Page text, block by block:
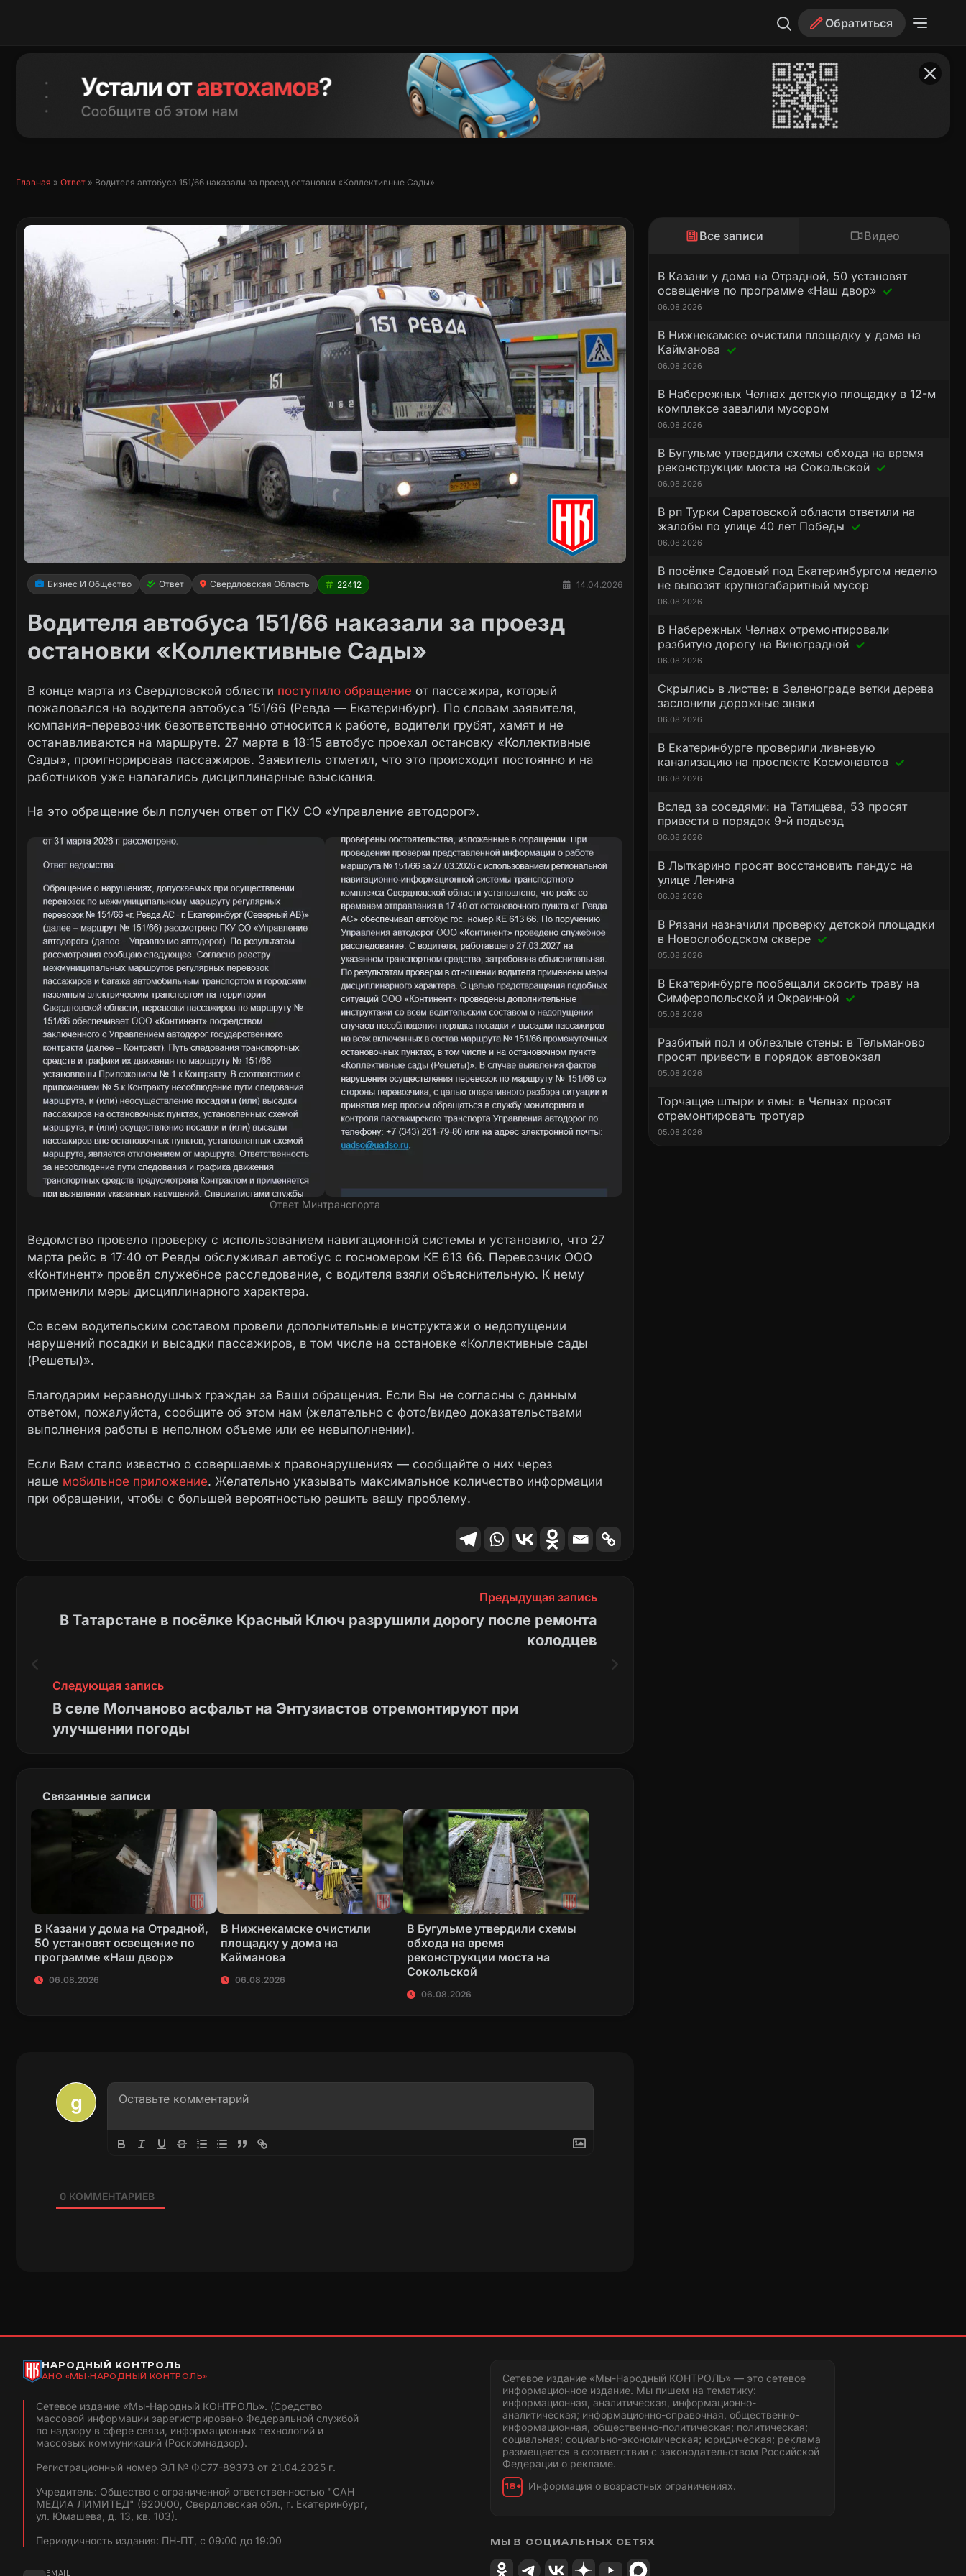
Обратиться
Главная » Ответ » Водителя автобуса 151/66 наказали за проезд остановки «Коллективные Сады»
Бизнес И Общество Ответ Свердловская Область 22412 14.04.2026
Водителя автобуса 151/66 наказали за проезд
остановки «Коллективные Сады»
В конце марта из Свердловской области поступило обращение от пассажира, который
пожаловался на водителя автобуса 151/66 (Ревда — Екатеринбург). По словам заявителя,
компания-перевозчик безответственно относится к работе, водители грубят, хамят и не
останавливаются на маршруте. 27 марта в 18:15 автобус проехал остановку «Коллективные
Сады», проигнорировав пассажиров. Заявитель отметил, что это происходит постоянно и на
работников уже налагались дисциплинарные взыскания.
На это обращение был получен ответ от ГКУ СО «Управление автодорог».
Ответ Минтранспорта
Ведомство провело проверку с использованием навигационной системы и установило, что 27
марта рейс в 17:40 от Ревды обслуживал автобус с госномером КЕ 613 66. Перевозчик ООО
«Континент» провёл служебное расследование, с водителя взяли объяснительную. К нему
применили меры дисциплинарного характера.
Со всем водительским составом провели дополнительные инструктажи о недопущении
нарушений посадки и высадки пассажиров, в том числе на остановке «Коллективные сады
(Решеты)».
Благодарим неравнодушных граждан за Ваши обращения. Если Вы не согласны с данным
ответом, пожалуйста, сообщите об этом нам (желательно с фото/видео доказательствами
выполнения работы в неполном объеме или ее невыполнении).
Если Вам стало известно о совершаемых правонарушениях — сообщайте о них через
наше мобильное приложение. Желательно указывать максимальное количество информации
при обращении, чтобы с большей вероятностью решить вашу проблему.
Предыдущая запись
В Татарстане в посёлке Красный Ключ разрушили дорогу после ремонта
колодцев
Следующая запись
В селе Молчаново асфальт на Энтузиастов отремонтируют при
улучшении погоды
Связанные записи
В Казани у дома на Отрадной,
50 установят освещение по
программе «Наш двор»
06.08.2026
В Нижнекамске очистили
площадку у дома на
Кайманова
06.08.2026
В Бугульме утвердили схемы
обхода на время
реконструкции моста на
Сокольской
06.08.2026
0КОММЕНТАРИЕВ
Все записи Видео
В Казани у дома на Отрадной, 50 установят
освещение по программе «Наш двор»
06.08.2026
В Нижнекамске очистили площадку у дома на
Кайманова
06.08.2026
В Набережных Челнах детскую площадку в 12-м
комплексе завалили мусором
06.08.2026
В Бугульме утвердили схемы обхода на время
реконструкции моста на Сокольской
06.08.2026
В рп Турки Саратовской области ответили на
жалобы по улице 40 лет Победы
06.08.2026
В посёлке Садовый под Екатеринбургом неделю
не вывозят крупногабаритный мусор
06.08.2026
В Набережных Челнах отремонтировали
разбитую дорогу на Виноградной
06.08.2026
Скрылись в листве: в Зеленограде ветки дерева
заслонили дорожные знаки
06.08.2026
В Екатеринбурге проверили ливневую
канализацию на проспекте Космонавтов
06.08.2026
Вслед за соседями: на Татищева, 53 просят
привести в порядок 9-й подъезд
06.08.2026
В Лыткарино просят восстановить пандус на
улице Ленина
06.08.2026
В Рязани назначили проверку детской площадки
в Новослободском сквере
05.08.2026
В Екатеринбурге пообещали скосить траву на
Симферопольской и Окраинной
05.08.2026
Разбитый пол и облезлые стены: в Тельманово
просят привести в порядок автовокзал
05.08.2026
Торчащие штыри и ямы: в Челнах просят
отремонтировать тротуар
05.08.2026
НАРОДНЫЙ КОНТРОЛЬ
АНО «МЫ-НАРОДНЫЙ КОНТРОЛЬ»
Сетевое издание «Мы-Народный КОНТРОЛЬ». (Средство
массовой информации зарегистрировано Федеральной службой
по надзору в сфере связи, информационных технологий и
массовых коммуникаций (Роскомнадзор).
Регистрационный номер ЭЛ № ФС77-89373 от 21.04.2025 г.
Учредитель: Общество с ограниченной ответственностью "САН
МЕДИА ЛИМИТЕД" (620000, Свердловская обл., г. Екатеринбург,
ул. Юмашева, д. 13, кв. 103).
Периодичность издания: ПН-ПТ, с 09:00 до 19:00
EMAIL
Сетевое издание «Мы-Народный КОНТРОЛЬ» — это сетевое
информационное издание. Мы пишем на тематику:
информационная, аналитическая, информационно-
аналитическая; информационно-справочная, общественно-
информационная, общественно-политическая; политическая;
социальная; социально-экономическая; юридическая; реклама
размещается в соответствии с законодательством Российской
Федерации о рекламе.
18+ Информация о возрастных ограничениях.
МЫ В СОЦИАЛЬНЫХ СЕТЯХ